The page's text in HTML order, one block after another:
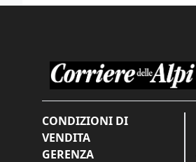
CONDIZIONI DI
VENDITA
GERENZA